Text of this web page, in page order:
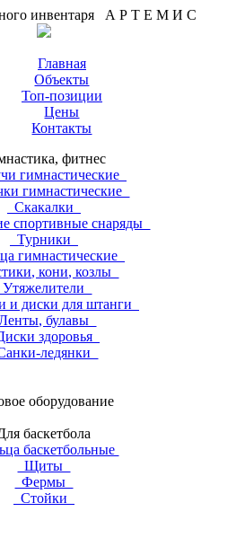
инвентаря А Р Т Е М И С
Главная
Объекты
Топ-позиции
Цены
Контакты
фитнес
гимнастические
гимнастические
Скакалки
спортивные снаряды
Турники
гимнастические
кони, козлы
Утяжелители
и диски для штанги
булавы
здоровья
ледянки
оборудование
баскетбола
баскетбольные
Щиты
Фермы
Стойки